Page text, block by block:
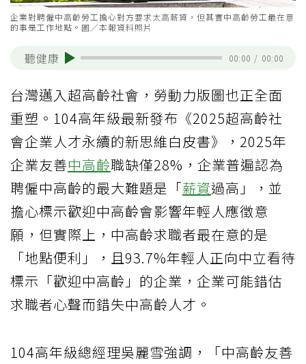
企業對聘僱中高齡勞工擔心對方要求太高薪資，但其實中高齡勞工最在意
的事是工作地點。圖／本報資料照片
聽健康 00:00 / 00:00
台灣邁入超高齡社會，勞動力版圖也正全面
重塑。104高年級最新發布《2025超高齡社
會企業人才永續的新思維白皮書》，2025年
企業友善中高齡職缺僅28%，企業普遍認為
聘僱中高齡的最大難題是「薪資過高」，並
擔心標示歡迎中高齡會影響年輕人應徵意
願，但實際上，中高齡求職者最在意的是
「地點便利」，且93.7%年輕人正向中立看待
標示「歡迎中高齡」的企業，企業可能錯估
求職者心聲而錯失中高齡人才。
104高年級總經理吳麗雪強調，「中高齡友善